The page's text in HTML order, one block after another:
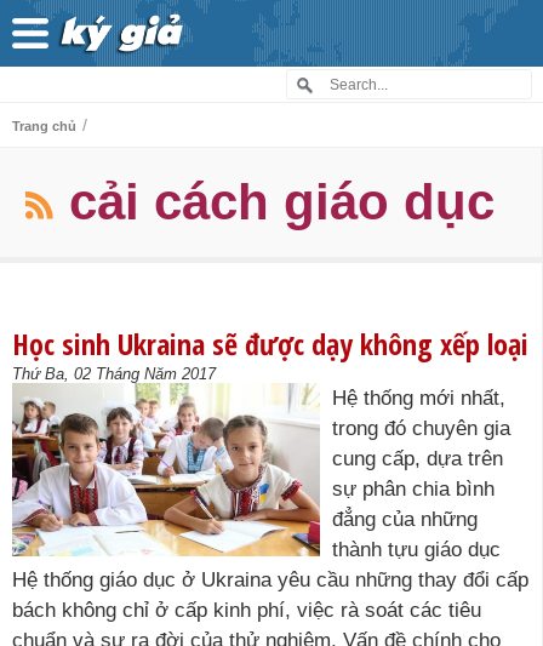
Trang chủ /
cải cách giáo dục
Học sinh Ukraina sẽ được dạy không xếp loại
Thứ Ba, 02 Tháng Năm 2017
Hệ thống mới nhất,
trong đó chuyên gia
cung cấp, dựa trên
sự phân chia bình
đẳng của những
thành tựu giáo dục
Hệ thống giáo dục ở Ukraina yêu cầu những thay đổi cấp
bách không chỉ ở cấp kinh phí, việc rà soát các tiêu
chuẩn và sự ra đời của thử nghiệm. Vấn đề chính cho